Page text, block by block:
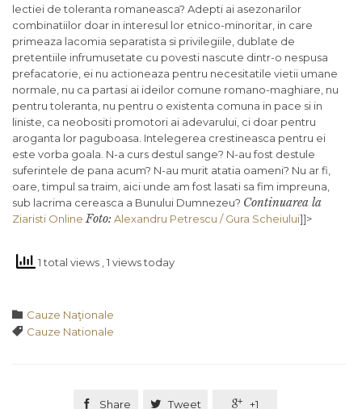
lectiei de toleranta romaneasca? Adepti ai asezonarilor
combinatiilor doar in interesul lor etnico-minoritar, in care
primeaza lacomia separatista si privilegiile, dublate de
pretentiile infrumusetate cu povesti nascute dintr-o nespusa
prefacatorie, ei nu actioneaza pentru necesitatile vietii umane
normale, nu ca partasi ai ideilor comune romano-maghiare, nu
pentru toleranta, nu pentru o existenta comuna in pace si in
liniste, ca neobositi promotori ai adevarului, ci doar pentru
aroganta lor paguboasa. Intelegerea crestineasca pentru ei
este vorba goala. N-a curs destul sange? N-au fost destule
suferintele de pana acum? N-au murit atatia oameni? Nu ar fi,
oare, timpul sa traim, aici unde am fost lasati sa fim impreuna,
sub lacrima cereasca a Bunului Dumnezeu? Continuarea la
Ziaristi Online Foto:Alexandru Petrescu / Gura Scheiului]]>
1 total views , 1 views today
 Category
Cauze Naţionale
 Tags
Cauze Nationale
 Share  Tweet  +1